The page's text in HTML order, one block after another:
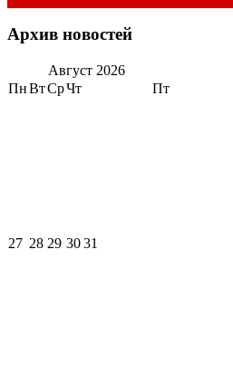
Архив новостей
Август 2026
ПнВтСрЧт Пт
27 28 29 3031